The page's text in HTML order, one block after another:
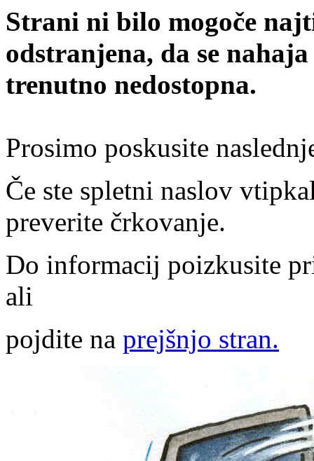
Strani ni bilo mogoče
odstranjena, da se
trenutno nedostopna.
Prosimo poskusite
Če ste spletni naslov
preverite črkovanje.
Do informacij poizkusite
ali
pojdite na prejšnjo stran.